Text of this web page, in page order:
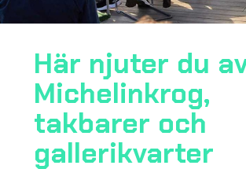
Här njuter du
Michelinkrog,
takbarer och
gallerikvarter